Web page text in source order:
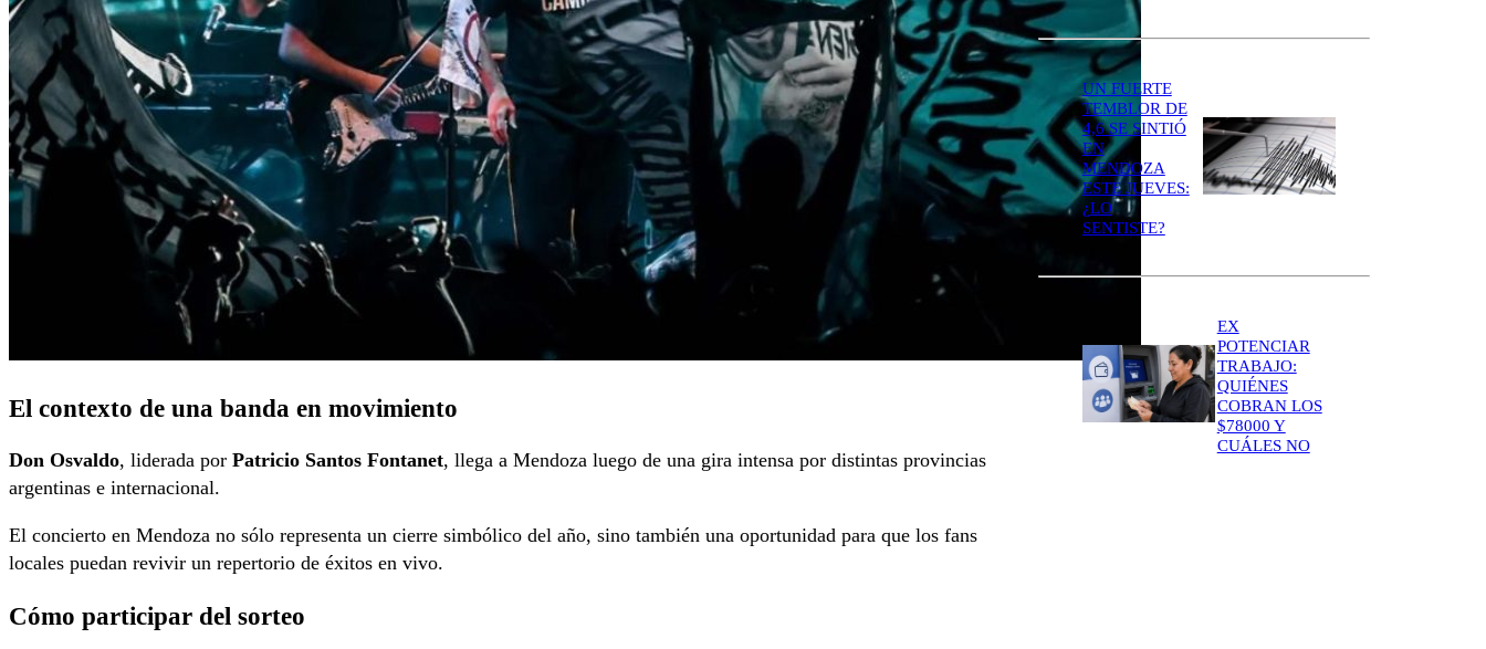
El contexto de una banda en movimiento
Don Osvaldo, liderada por Patricio Santos Fontanet, llega a Mendoza luego de una gira intensa por distintas provincias
argentinas e internacional.
El concierto en Mendoza no sólo representa un cierre simbólico del año, sino también una oportunidad para que los fans
locales puedan revivir un repertorio de éxitos en vivo.
Cómo participar del sorteo
UN FUERTE
TEMBLOR DE
4,6 SE SINTIÓ
EN
MENDOZA
ESTE JUEVES:
¿LO
SENTISTE?
EX
POTENCIAR
TRABAJO:
QUIÉNES
COBRAN LOS
$78000 Y
CUÁLES NO